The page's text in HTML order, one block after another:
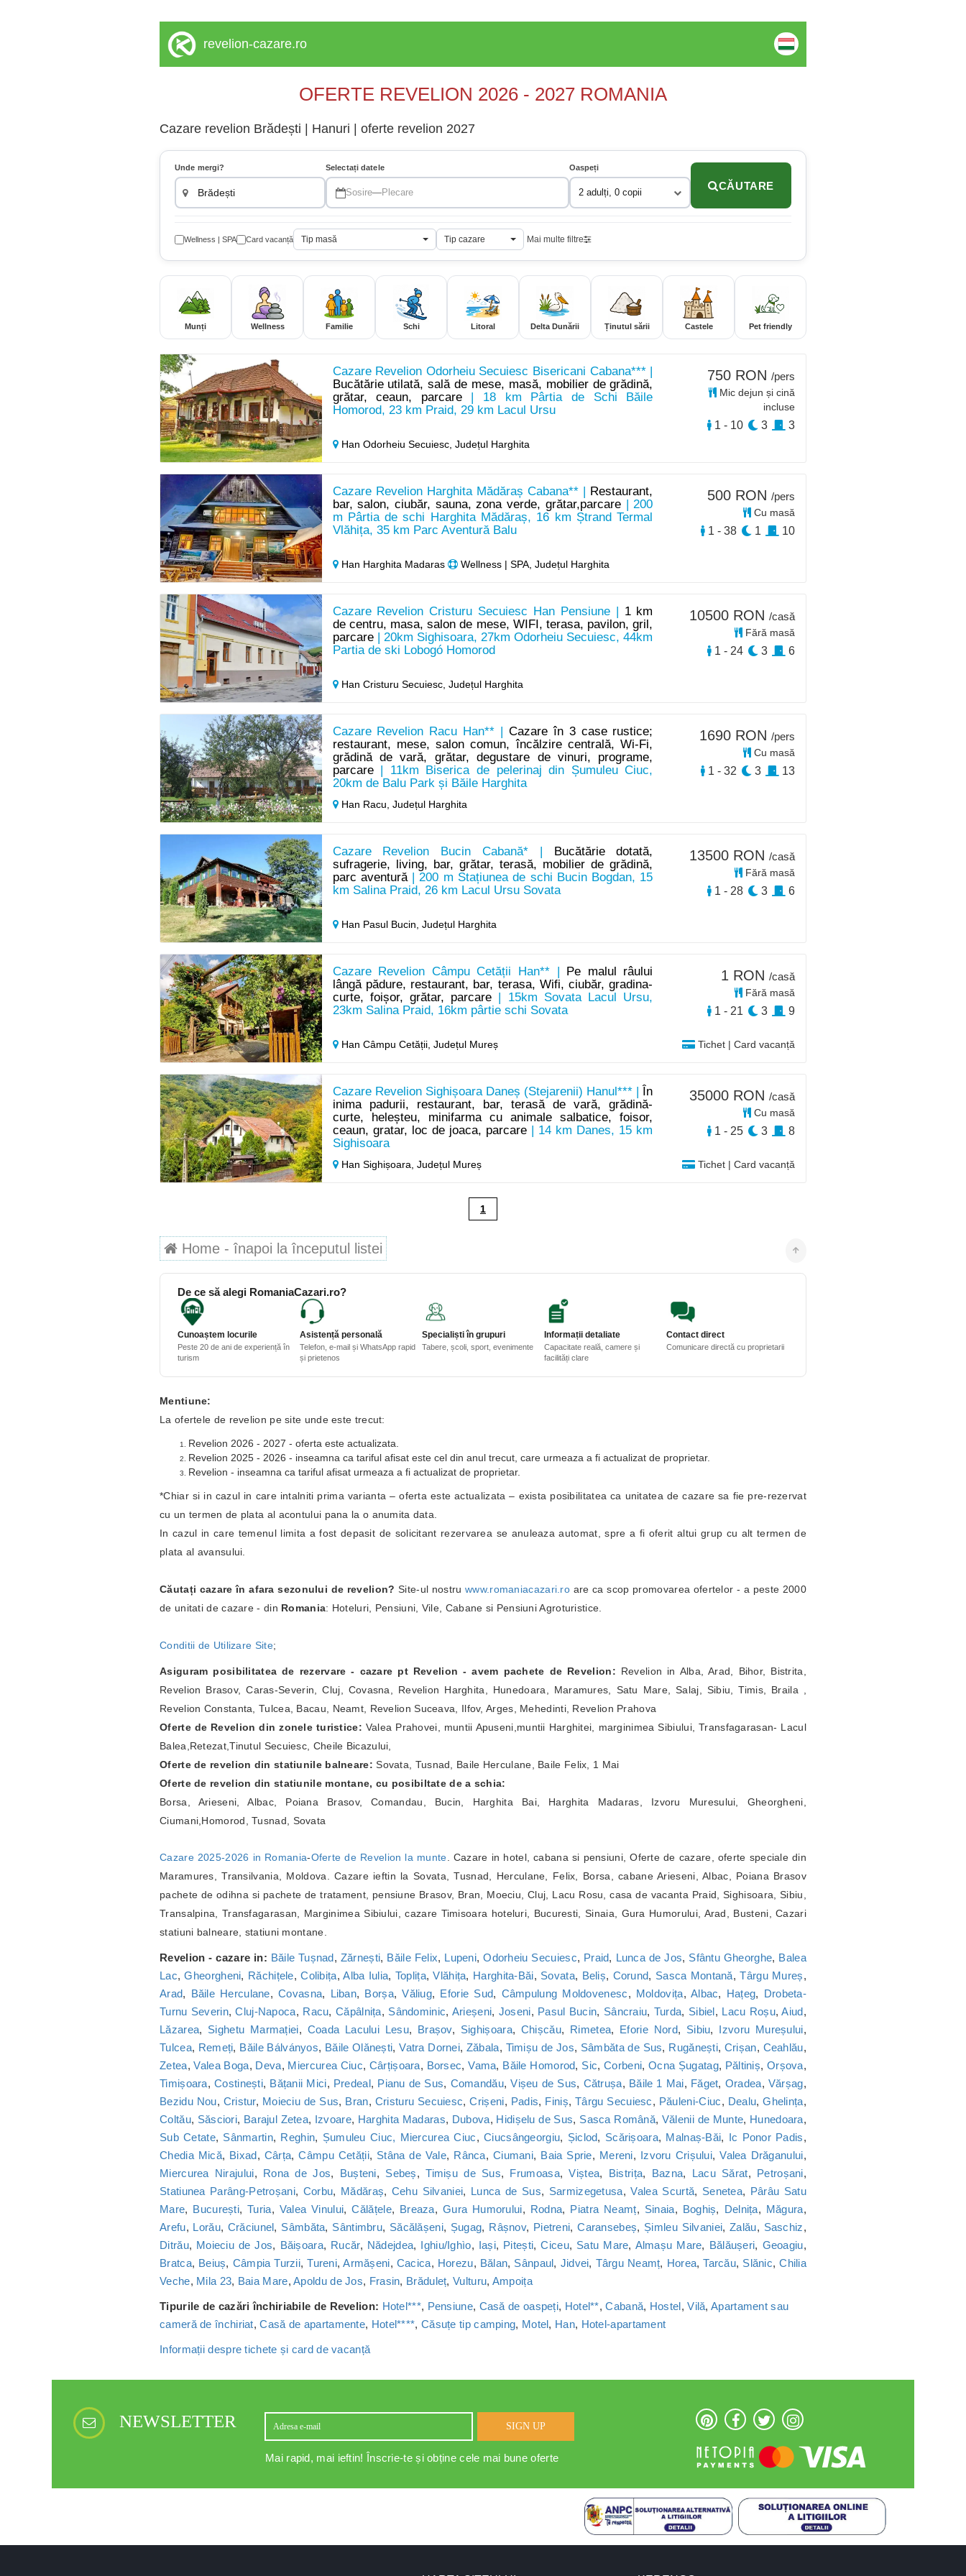
revelion-cazare.ro
OFERTE REVELION 2026 - 2027 ROMANIA
Cazare revelion Brădești | Hanuri | oferte revelion 2027
Unde mergi? Selectați datele
Sosire—Plecare
Oaspeți
2 adulți, 0 copii
CĂUTARE
Wellness | SPA Card vacanță Tip masă Tip cazare Mai multe filtre
Munți Wellness Familie Schi Litoral Delta Dunării Ținutul sării Castele Pet friendly
Cazare Revelion Odorheiu Secuiesc Bisericani Cabana*** |
Bucătărie utilată, sală de mese, masă, mobilier de grădină,
grătar, ceaun, parcare| 18 km Pârtia de Schi Băile
Homorod, 23 km Praid, 29 km Lacul Ursu
Han Odorheiu Secuiesc, Județul Harghita
750 RON /pers
Mic dejun și cină
incluse
1 - 10 3 3
Cazare Revelion Harghita Mădăraș Cabana** |
Restaurant,
bar, salon, ciubăr, sauna, zona verde, grătar,parcare| 200
m Pârtia de schi Harghita Mădăraș, 16 km Ștrand Termal
Vlăhița, 35 km Parc Aventură Balu
Han Harghita Madaras Wellness | SPA, Județul Harghita
500 RON /pers
Cu masă
1 - 38 1 10
Cazare Revelion Cristuru Secuiesc Han Pensiune | 1 km
de centru, masa, salon de mese, WIFI, terasa, pavilon, gril,
parcare| 20km Sighisoara, 27km Odorheiu Secuiesc, 44km
Partia de ski Lobogó Homorod
Han Cristuru Secuiesc, Județul Harghita
10500 RON /casă
Fără masă
1 - 24 3 6
Cazare Revelion Racu Han** | Cazare în 3 case rustice;
restaurant, mese, salon comun, încălzire centrală, Wi-Fi,
grădină de vară, grătar, degustare de vinuri, programe,
parcare| 11km Biserica de pelerinaj din Șumuleu Ciuc,
20km de Balu Park și Băile Harghita
Han Racu, Județul Harghita
1690 RON /pers
Cu masă
1 - 32 3 13
Cazare Revelion Bucin Cabană* |
Bucătărie dotată,
sufragerie, living, bar, grătar, terasă, mobilier de grădină,
parc aventură| 200 m Stațiunea de schi Bucin Bogdan, 15
km Salina Praid, 26 km Lacul Ursu Sovata
Han Pasul Bucin, Județul Harghita
13500 RON /casă
Fără masă
1 - 28 3 6
Cazare Revelion Câmpu Cetății Han** |
Pe malul râului
lângă pădure, restaurant, bar, terasa, Wifi, ciubăr, gradina-
curte, foișor, grătar, parcare | 15km Sovata Lacul Ursu,
23km Salina Praid, 16km pârtie schi Sovata
Han Câmpu Cetății, Județul Mureș Tichet | Card vacanță
1 RON /casă
Fără masă
1 - 21 3 9
Cazare Revelion Sighișoara Daneș (Stejarenii) Hanul*** |
În
inima padurii, restaurant, bar, terasă de vară, grădină-
curte, heleșteu, minifarma cu animale salbatice, foisor,
ceaun, gratar, loc de joaca, parcare| 14 km Danes, 15 km
Sighisoara
Han Sighișoara, Județul Mureș Tichet | Card vacanță
35000 RON /casă
Cu masă
1 - 25 3 8
1
Home - înapoi la începutul listei
De ce să alegi RomaniaCazari.ro?
Cunoaștem locurile
Peste 20 de ani de experiență în
turism
Asistență personală
Telefon, e-mail și WhatsApp rapid
și prietenos
Specialiști în grupuri
Tabere, școli, sport, evenimente
Informații detaliate
Capacitate reală, camere și
facilități clare
Contact direct
Comunicare directă cu proprietarii
Mentiune:
La ofertele de revelion pe site unde este trecut:
Revelion 2026 - 2027 - oferta este actualizata.
Revelion 2025 - 2026 - inseamna ca tariful afisat este cel din anul trecut, care urmeaza a fi actualizat de proprietar.
Revelion - inseamna ca tariful afisat urmeaza a fi actualizat de proprietar.
*Chiar si in cazul in care intalniti prima varianta – oferta este actualizata – exista posibilitatea ca unitatea de cazare sa fie pre-rezervat
cu un termen de plata al acontului pana la o anumita data.
In cazul in care temenul limita a fost depasit de solicitant rezervarea se anuleaza automat, spre a fi oferit altui grup cu alt termen de
plata al avansului.
Căutați cazare în afara sezonului de revelion?Site-ul nostruwww.romaniacazari.ro are ca scop promovarea ofertelor - a peste 2000
de unitati de cazare - din Romania: Hoteluri, Pensiuni, Vile, Cabane si Pensiuni Agroturistice.
Conditii de Utilizare Site;
Asiguram posibilitatea de rezervare - cazare pt Revelion - avem pachete de Revelion: Revelion in Alba, Arad, Bihor, Bistrita,
Revelion Brasov, Caras-Severin, Cluj, Covasna, Revelion Harghita, Hunedoara, Maramures, Satu Mare, Salaj, Sibiu, Timis, Braila ,
Revelion Constanta, Tulcea, Bacau, Neamt, Revelion Suceava, Ilfov, Arges, Mehedinti, Revelion Prahova
Oferte de Revelion din zonele turistice: Valea Prahovei, muntii Apuseni,muntii Harghitei, marginimea Sibiului, Transfagarasan- Lacul
Balea,Retezat,Tinutul Secuiesc, Cheile Bicazului,
Oferte de revelion din statiunile balneare: Sovata, Tusnad, Baile Herculane, Baile Felix, 1 Mai
Oferte de revelion din statiunile montane, cu posibiltate de a schia:
Borsa, Arieseni, Albac, Poiana Brasov, Comandau, Bucin, Harghita Bai, Harghita Madaras, Izvoru Muresului, Gheorgheni,
Ciumani,Homorod, Tusnad, Sovata
Cazare 2025-2026 in Romania-Oferte de Revelion la munte. Cazare in hotel, cabana si pensiuni, Oferte de cazare, oferte speciale din
Maramures, Transilvania, Moldova. Cazare ieftin la Sovata, Tusnad, Herculane, Felix, Borsa, cabane Arieseni, Albac, Poiana Brasov
pachete de odihna si pachete de tratament, pensiune Brasov, Bran, Moeciu, Cluj, Lacu Rosu, casa de vacanta Praid, Sighisoara, Sibiu,
Transalpina, Transfagarasan, Marginimea Sibiului, cazare Timisoara hoteluri, Bucuresti, Sinaia, Gura Humorului, Arad, Busteni, Cazari
statiuni balneare, statiuni montane.
Revelion - cazare in: Băile Tușnad, Zărnești, Băile Felix, Lupeni,Odorheiu Secuiesc, Praid, Lunca de Jos, Sfântu Gheorghe, Balea
Lac,Gheorgheni, Răchițele,Colibița,Alba Iulia, Toplița,Vlăhița, Harghita-Băi, Sovata, Beliș, Corund, Sasca Montană,Târgu Mureș,
Arad, Băile Herculane,Covasna, Liban, Borșa,Văliug, Eforie Sud, Câmpulung Moldovenesc, Moldovița, Albac, Hațeg, Drobeta-
Turnu Severin,Cluj-Napoca, Racu, Căpâlnița, Sândominic, Arieșeni, Joseni, Pasul Bucin, Sâncraiu, Turda, Sibiel, Lacu Roșu,Aiud,
Lăzarea, Sighetu Marmației, Coada Lacului Lesu, Brașov, Sighișoara, Chișcău, Rimetea, Eforie Nord, Sibiu, Izvoru Mureșului,
Tulcea, Remeți, Băile Bálványos, Băile Olănești,Vatra Dornei, Zăbala, Timișu de Jos, Sâmbăta de Sus, Rugănești, Crișan, Ceahlău,
Zetea,Valea Boga, Deva, Miercurea Ciuc, Cârțișoara, Borsec,Vama, Băile Homorod, Sic,Corbeni, Ocna Șugatag, Păltiniș, Orșova,
Timișoara, Costinești, Bățanii Mici, Predeal, Pianu de Sus, Comandău,Vișeu de Sus, Cătrușa, Băile 1 Mai, Făget, Oradea, Vărșag,
Bezidu Nou, Cristur, Moieciu de Sus, Bran, Cristuru Secuiesc,Crișeni, Padis, Finiș,Târgu Secuiesc, Păuleni-Ciuc, Dealu,Ghelința,
Coltău, Săsciori, Barajul Zetea, Izvoare, Harghita Madaras, Dubova, Hidișelu de Sus, Sasca Română, Vălenii de Munte, Hunedoara,
Sub Cetate, Sânmartin, Reghin, Șumuleu Ciuc, Miercurea Ciuc,Ciucsângeorgiu, Șiclod, Scărișoara, Malnaș-Băi, Ic Ponor Padis,
Chedia Mică, Bixad, Cârța,Câmpu Cetății, Stâna de Vale, Rânca, Ciumani, Baia Sprie, Mereni, Izvoru Crișului,Valea Drăganului,
Miercurea Nirajului, Rona de Jos, Bușteni, Sebeș,Timișu de Sus, Frumoasa,Viștea, Bistrița, Bazna, Lacu Sărat, Petroșani,
Statiunea Parâng-Petroșani, Corbu, Mădăraș, Cehu Silvaniei, Lunca de Sus, Sarmizegetusa,Valea Scurtă, Senetea, Pârâu Satu
Mare, București,Turia, Valea Vinului,Călățele, Breaza, Gura Humorului, Rodna, Piatra Neamț, Sinaia, Boghiș, Delnița, Măgura,
Arefu, Lorău, Crăciunel, Sâmbăta, Sântimbru, Săcălășeni, Șugag, Râșnov, Pietreni,Caransebeș, Șimleu Silvaniei,Zalău, Saschiz,
Ditrău, Moieciu de Jos, Băișoara, Rucăr, Nădejdea, Ighiu/Ighìo, Iași, Pitești,Ciceu, Satu Mare, Almașu Mare, Bălăușeri, Geoagiu,
Bratca, Beiuș, Câmpia Turzii,Tureni,Armășeni, Cacica, Horezu, Bălan, Sânpaul, Jidvei, Târgu Neamț, Horea,Tarcău, Slănic,Chilia
Veche, Mila 23, Baia Mare,Apoldu de Jos, Frasin, Brăduleț,Vulturu, Ampoița
Tipurile de cazări închiriabile de Revelion: Hotel***, Pensiune, Casă de oaspeți, Hotel**,Cabană, Hostel,Vilă,Apartament sau
cameră de închiriat,Casă de apartamente, Hotel****, Căsuțe tip camping, Motel, Han, Hotel-apartament
Informații despre tichete și card de vacanță
NEWSLETTER SIGN UP
Mai rapid, mai ieftin! Înscrie-te și obține cele mai bune oferte